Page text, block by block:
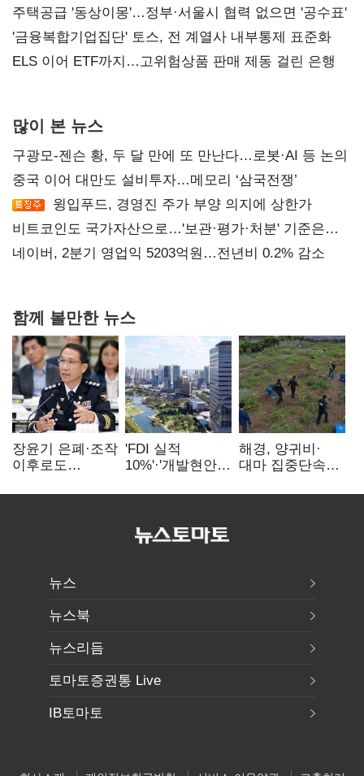
진실 밝혀야"
주택공급 '동상이몽'…정부·서울시 협력 없으면 '공수표'
'금융복합기업집단' 토스, 전 계열사 내부통제 표준화
ELS 이어 ETF까지…고위험상품 판매 제동 걸린 은행
많이 본 뉴스
구광모-젠슨 황, 두 달 만에 또 만난다…로봇·AI 등 논의
중국 이어 대만도 설비투자…메모리 ‘삼국전쟁’
윙입푸드, 경영진 주가 부양 의지에 상한가
비트코인도 국가자산으로…'보관·평가·처분' 기준은
숙제
네이버, 2분기 영업익 5203억원…전년비 0.2% 감소
함께 볼만한 뉴스
장윤기 은폐·조작
이후로도
내부비위…경찰
'FDI 실적
10%'·'개발현안
인천경제청장
해경, 양귀비·
대마 집중단속…
249명 검거
뉴스
뉴스북
뉴스리듬
토마토증권통 Live
IB토마토